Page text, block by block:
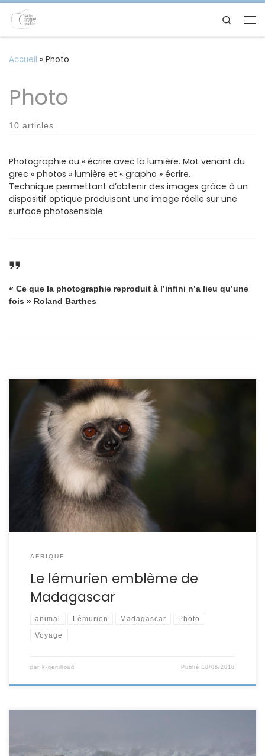
Passer au contenu
Search
Accueil » Photo
Photo
10 articles
Photographie ou « écrire avec la lumière. Mot venant du
grec « photos » lumière et « grapho » écrire.
Technique permettant d’obtenir des images grâce à un
dispositif optique produisant une image réelle sur une
surface photosensible.
« Ce que la photographie reproduit à l’infini n’a lieu qu’une
fois » Roland Barthes
Animal endémique de Madagascar, le lémurien
appartient à la famille des primates. On recense une
centaine d’espèces. Parmi le plus connu, le Maki rendu
célèbre par le dessin animé « Madagascar ». Instant uniK
lors de ma rencontre avec le lémurien Lors de mon
voyage à Madagascar en septembre 2015, j’ai rencontré
AFRIQUE
Le lémurien emblème de
Madagascar
animal Lémurien Madagascar Photo
Voyage
par k-genilloud Publié 18/06/2018